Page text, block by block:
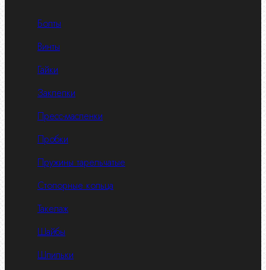
Болты
Винты
Гайки
Заклепки
Пресс-масленки
Пробки
Пружины тарельчатые
Стопорные кольца
Такелаж
Шайбы
Шпильки